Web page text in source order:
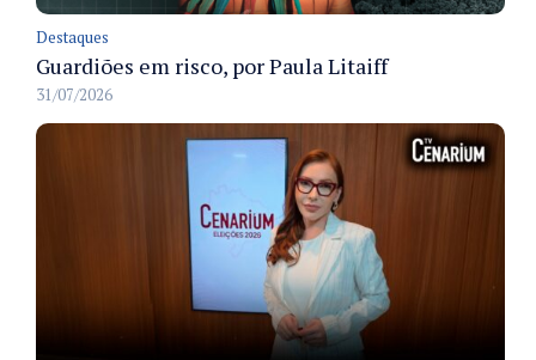
Destaques
Guardiões em risco, por Paula Litaiff
31/07/2026